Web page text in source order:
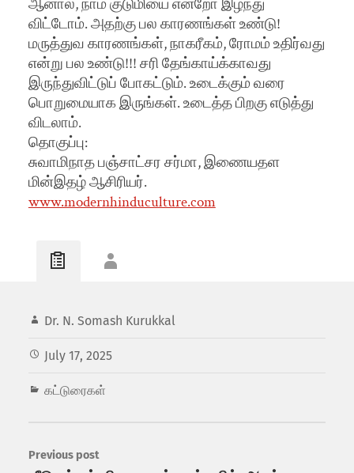
ஆனால், நாம் குடுமியை என்றோ இழந்து
விட்டோம். அதற்கு பல காரணங்கள் உண்டு!
மருத்துவ காரணங்கள், நாகரீகம், ரோமம் உதிர்வது
என்று பல உண்டு!!! சரி தேங்காய்க்காவது
இருந்துவிட்டுப் போகட்டும். உடைக்கும் வரை
பொறுமையாக இருங்கள். உடைத்த பிறகு எடுத்து
விடலாம்.
தொகுப்பு:
சுவாமிநாத பஞ்சாட்சர சர்மா, இணையதள
மின்இதழ் ஆசிரியர்.
www.modernhinduculture.com
Dr. N. Somash Kurukkal
July 17, 2025
கட்டுரைகள்
Previous post